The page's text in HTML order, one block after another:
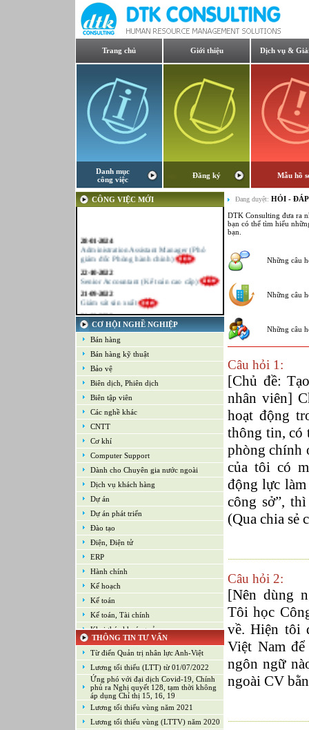
Trang chủ Giới thiệu Dịch vụ &
Danh mục
công việc
Đăng ký Mẫu hồ
CÔNG VIỆC MỚI
28-01-2024
Administration Assistant Manager (Phó
giám đốc Phòng hành chính)
22-10-2022
Senior Accountant (Kế toán cao cấp)
21-09-2022
Giám sát sản xuất
21-09-2022
Kế toán tổng hợp – Thuế
16-09-2022
Nhân viên cao cấp NPD - Phát triển sản
phẩm mới
16-09-2022
Giám sát Mua hàng
16-09-2022
Chuyên viên CNTT /Bộ phận Hỗ trợ & Hệ
thống
16-09-2022
Trưởng bộ phận Kho
CƠ HỘI NGHỀ NGHIỆP
Bán hàng
Bán hàng kỹ thuật
Bảo vệ
Biên dịch, Phiên dịch
Biên tập viên
Các nghề khác
CNTT
Cơ khí
Computer Support
Dành cho Chuyên gia nước ngoài
Dịch vụ khách hàng
Dự án
Dự án phát triển
Đào tạo
Điện, Điện tử
ERP
Hành chính
Kế hoạch
Kế toán
Kế toán, Tài chính
Khai thác khoáng sản
Kiểm soát chất lượng (Game)
Kinh doanh
Kỹ thuật ứng dụng
Lập trình
Lập trình Game
Luật
THÔNG TIN TƯ VẤN
Từ điển Quản trị nhân lực Anh-Việt
Lương tối thiểu (LTT) từ 01/07/2022
Ứng phó với đại dịch Covid-19, Chính
phủ ra Nghị quyết 128, tạm thời không
áp dụng Chỉ thị 15, 16, 19
Lương tối thiểu vùng năm 2021
Lương tối thiểu vùng (LTTV) năm 2020
Đang duyệt: HỎI - ĐÁP
DTK Consulting đưa ra
bạn có thể tìm hiểu
bạn.
Những câu
Những câu
Những câu
Câu hỏi 1:
[Chủ đề:
nhân viên]
hoạt động
thông tin, có
phòng chính
của tôi có
động lực
công sở”,
(Qua chia sẻ
Câu hỏi 2:
[Nên dùng
Tôi học
về. Hiện tôi
Việt Nam
ngôn ngữ
ngoài CV